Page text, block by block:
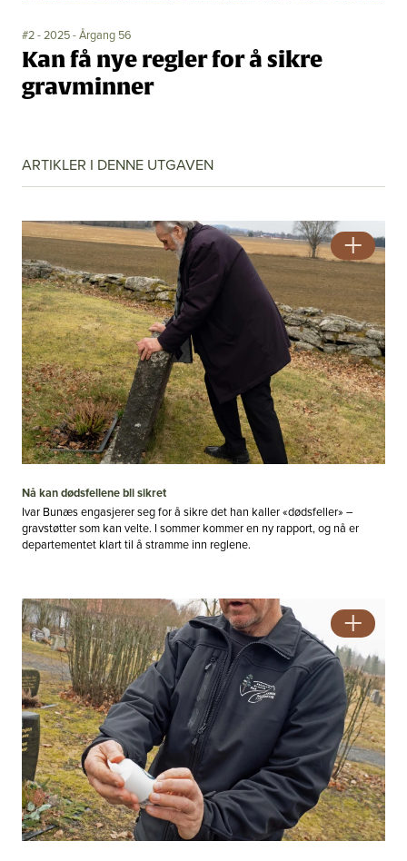
#2 - 2026 - Årgang 57
Nå vet de hvor det er farlig
#2 - 2025 - Årgang 56
Kan få nye regler for å sikre
gravminner
ARTIKLER I DENNE UTGAVEN
Nå kan dødsfellene bli sikret
Ivar Bunæs engasjerer seg for å sikre det han kaller «dødsfeller» –
gravstøtter som kan velte. I sommer kommer en ny rapport, og nå er
departementet klart til å stramme inn reglene.